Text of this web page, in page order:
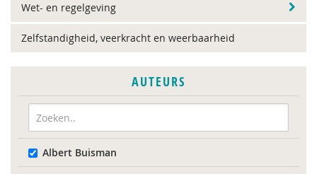
Wet- en regelgeving
Zelfstandigheid, veerkracht en weerbaarheid
AUTEURS
Albert Buisman